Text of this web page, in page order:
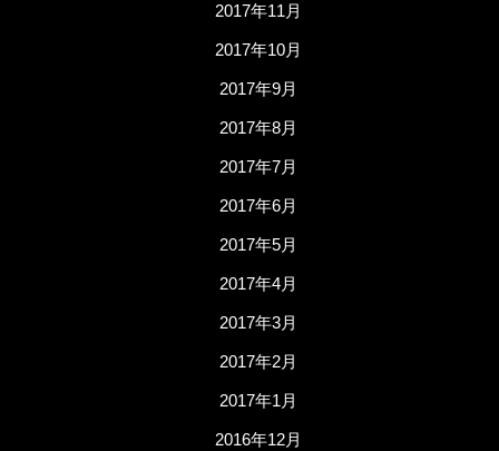
2017年11月
2017年10月
2017年9月
2017年8月
2017年7月
2017年6月
2017年5月
2017年4月
2017年3月
2017年2月
2017年1月
2016年12月